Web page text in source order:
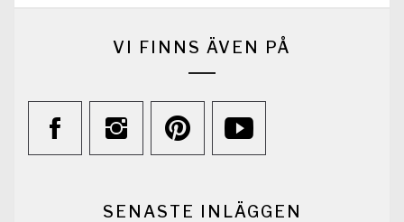
VI FINNS ÄVEN PÅ
SENASTE INLÄGGEN